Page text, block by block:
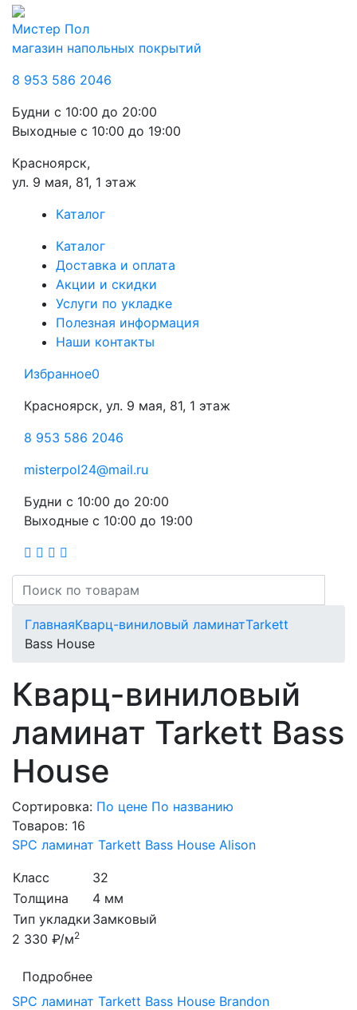
Мистер Пол
магазин напольных покрытий
8 953 586 2046
Будни с 10:00 до 20:00
Выходные с 10:00 до 19:00
Красноярск,
ул. 9 мая, 81, 1 этаж
Каталог
Каталог
Доставка и оплата
Акции и скидки
Услуги по укладке
Полезная информация
Наши контакты
Избранное0
Красноярск, ул. 9 мая, 81, 1 этаж
8 953 586 2046
misterpol24@mail.ru
Будни с 10:00 до 20:00
Выходные с 10:00 до 19:00
ГлавнаяКварц-виниловый ламинатTarkett
Bass House
Кварц-виниловый
ламинат Tarkett Bass
House
Сортировка: По цене По названию
Товаров: 16
SPC ламинат Tarkett Bass House Alison
Класс
32
Толщина
4 мм
Тип укладки Замковый
2 330 ₽/м2
Подробнее
SPC ламинат Tarkett Bass House Brandon